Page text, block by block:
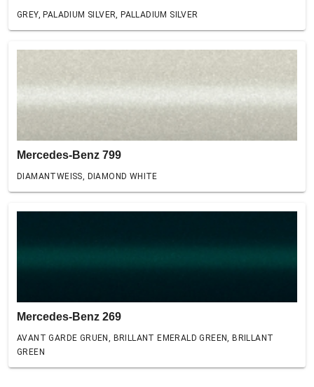
GREY, PALADIUM SILVER, PALLADIUM SILVER
Mercedes-Benz 799
DIAMANTWEISS, DIAMOND WHITE
Mercedes-Benz 269
AVANT GARDE GRUEN, BRILLANT EMERALD GREEN, BRILLANT
GREEN